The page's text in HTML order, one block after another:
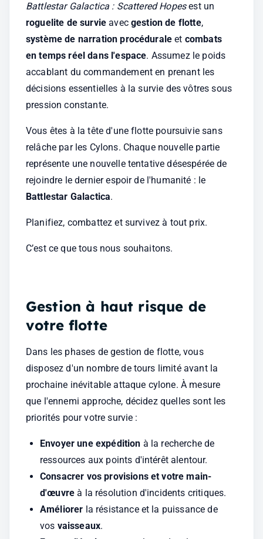
Battlestar Galactica : Scattered Hopes
roguelite de survie avec gestion de flotte,
système de narration procédurale et combats
en temps réel dans l'espace. Assumez le poids
accablant du commandement en prenant les
décisions essentielles à la survie des vôtres sous
pression constante.
Vous êtes à la tête d'une flotte poursuivie sans
relâche par les Cylons. Chaque nouvelle partie
représente une nouvelle tentative désespérée de
Battlestar Galactica.
Planifiez, combattez et survivez à tout prix.
C’est ce que tous nous souhaitons.
Gestion à haut risque de
votre flotte
Dans les phases de gestion de flotte, vous
disposez d'un nombre de tours limité avant la
prochaine inévitable attaque cylone. À mesure
que l'ennemi approche, décidez quelles sont les
priorités pour votre survie :
Envoyer une expédition à la recherche de
ressources aux points d'intérêt alentour.
Consacrer vos provisions et votre main-
d'œuvre à la résolution d'incidents critiques.
Améliorer la résistance et la puissance de
vos vaisseaux.